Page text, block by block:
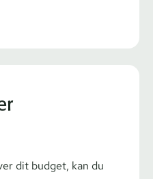
dit budget, kan du